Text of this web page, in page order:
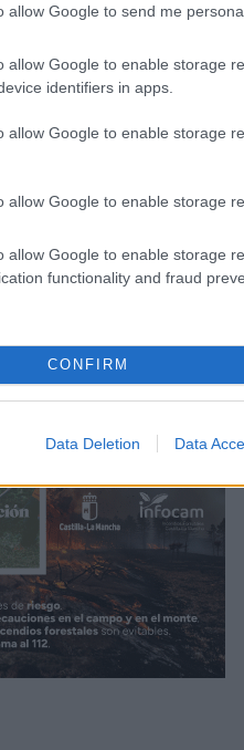
allow Google to send me
allow Google to enable storage
identifiers in apps.
allow Google to enable storage
allow Google to enable storage
allow Google to enable storage
functionality and fraud
CONFIRM
Data Deletion Data
y Almazara
Agroalimentarias de
habían participado
como la viticultura, en
por tratarse de un